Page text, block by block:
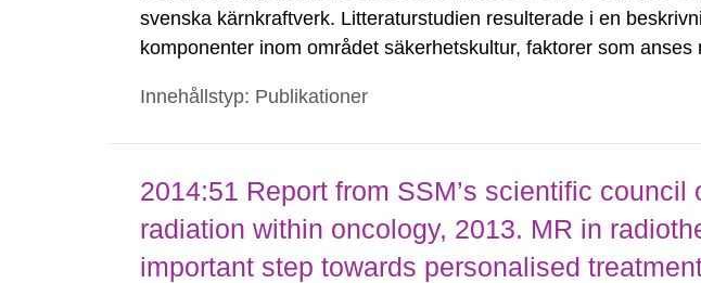
svenska kärnkraftverk. Litteraturstudien resulterade i en
komponenter inom området säkerhetskultur, faktorer som anses
utveckla och förbättra...
Innehållstyp: Publikationer
2014:51 Report from SSM’s scientific council
radiation within oncology, 2013. MR in
important step towards personalised